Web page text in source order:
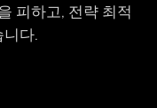
피하고, 전략 최적
다.